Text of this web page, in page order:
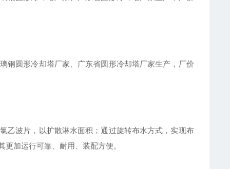
钢圆形冷却塔厂家、广东省圆形冷却塔厂家生产，厂价
乙波片，以扩散淋水面积；通过旋转布水方式，实现布
加运行可靠、耐用、装配方便。